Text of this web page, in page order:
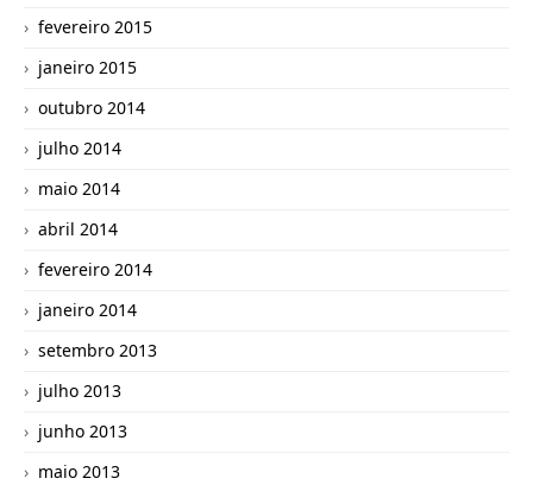
fevereiro 2015
janeiro 2015
outubro 2014
julho 2014
maio 2014
abril 2014
fevereiro 2014
janeiro 2014
setembro 2013
julho 2013
junho 2013
maio 2013